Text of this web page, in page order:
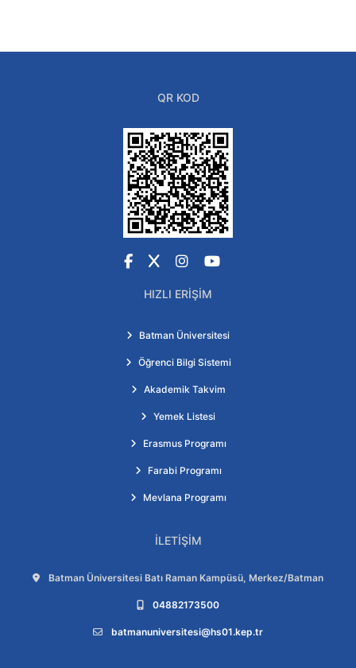
QR KOD
Facebook
X Instagram
YouTube
HIZLI ERIŞIM
Batman Üniversitesi
Öğrenci Bilgi Sistemi
Akademik Takvim
Yemek Listesi
Erasmus Programı
Farabi Programı
Mevlana Programı
İLETIŞIM
Adres:
Batman Üniversitesi Batı Raman Kampüsü, Merkez/Batman
Telefon:
04882173500
E-posta:
batmanuniversitesi@hs01.kep.tr